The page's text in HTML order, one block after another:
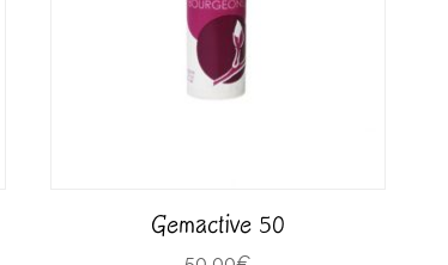
Gemactive 50